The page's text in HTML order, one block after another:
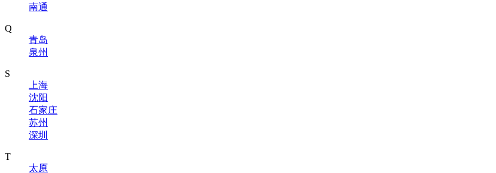
南通
Q
青岛
泉州
S
上海
沈阳
石家庄
苏州
深圳
T
太原